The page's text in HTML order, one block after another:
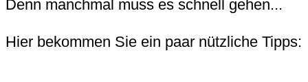
Denn manchmal muss es schnell gehen...
Hier bekommen Sie ein paar nützliche Tipps: